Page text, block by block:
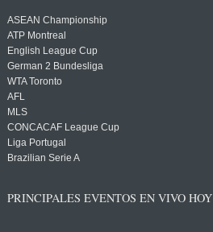
ASEAN Championship
ATP Montreal
English League Cup
German 2 Bundesliga
WTA Toronto
AFL
MLS
CONCACAF League Cup
Liga Portugal
Brazilian Serie A
PRINCIPALES EVENTOS EN VIVO HOY